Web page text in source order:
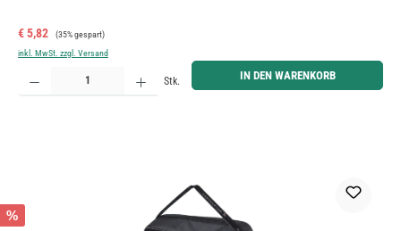
Verkaufspreis:
€ 5,82 Regulärer Preis:
(35% gespart)
inkl. MwSt. zzgl. Versand
Produkt Anzahl: Gib den gewünschten Wert ein oder benutze die Schaltflächen um die Anzahl zu
Stk. IN DEN WARENKORB
%